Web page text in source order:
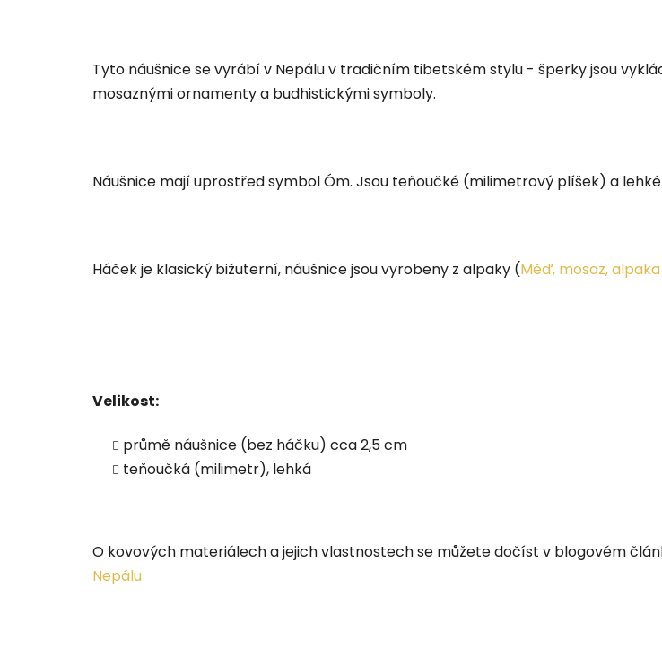
Tyto náušnice se vyrábí v Nepálu v tradičním tibetském stylu - šperky jsou
mosaznými ornamenty a budhistickými symboly.
Náušnice mají uprostřed symbol Óm. Jsou teňoučké (milimetrový plíšek) a lehké.
Háček je klasický bižuterní, náušnice jsou vyrobeny z alpaky (Měď, mosaz,
Velikost:
průmě náušnice (bez háčku) cca 2,5 cm
teňoučká (milimetr), lehká
O kovových materiálech a jejich vlastnostech se můžete dočíst v blogovém
Nepálu